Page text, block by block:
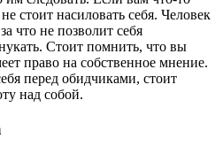
стоит насиловать себя. Человек
что не позволит себя
Стоит помнить, что вы
право на собственное мнение.
перед обидчиками, стоит
над собой.